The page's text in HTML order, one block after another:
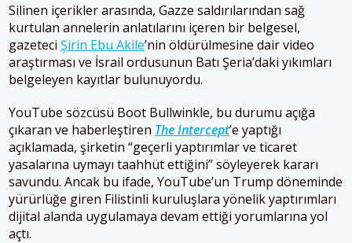
Silinen içerikler arasında, Gazze saldırılarından sağ
kurtulan annelerin anlatılarını içeren bir belgesel,
gazeteci Şirin Ebu Akile’nin öldürülmesine dair video
araştırması ve İsrail ordusunun Batı Şeria’daki yıkımları
belgeleyen kayıtlar bulunuyordu.
YouTube sözcüsü Boot Bullwinkle, bu durumu açığa
çıkaran ve haberleştiren The Intercept’e yaptığı
açıklamada, şirketin “geçerli yaptırımlar ve ticaret
yasalarına uymayı taahhüt ettiğini” söyleyerek kararı
savundu. Ancak bu ifade, YouTube’un Trump döneminde
yürürlüğe giren Filistinli kuruluşlara yönelik yaptırımları
dijital alanda uygulamaya devam ettiği yorumlarına yol
açtı.